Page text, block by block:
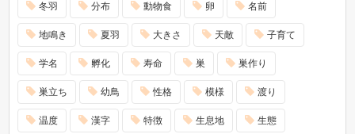
冬羽 分布 動物食 卵 名前
地鳴き 夏羽 大きさ 天敵 子育て
学名 孵化 寿命 巣 巣作り
巣立ち 幼鳥 性格 模様 渡り
温度 漢字 特徴 生息地 生態